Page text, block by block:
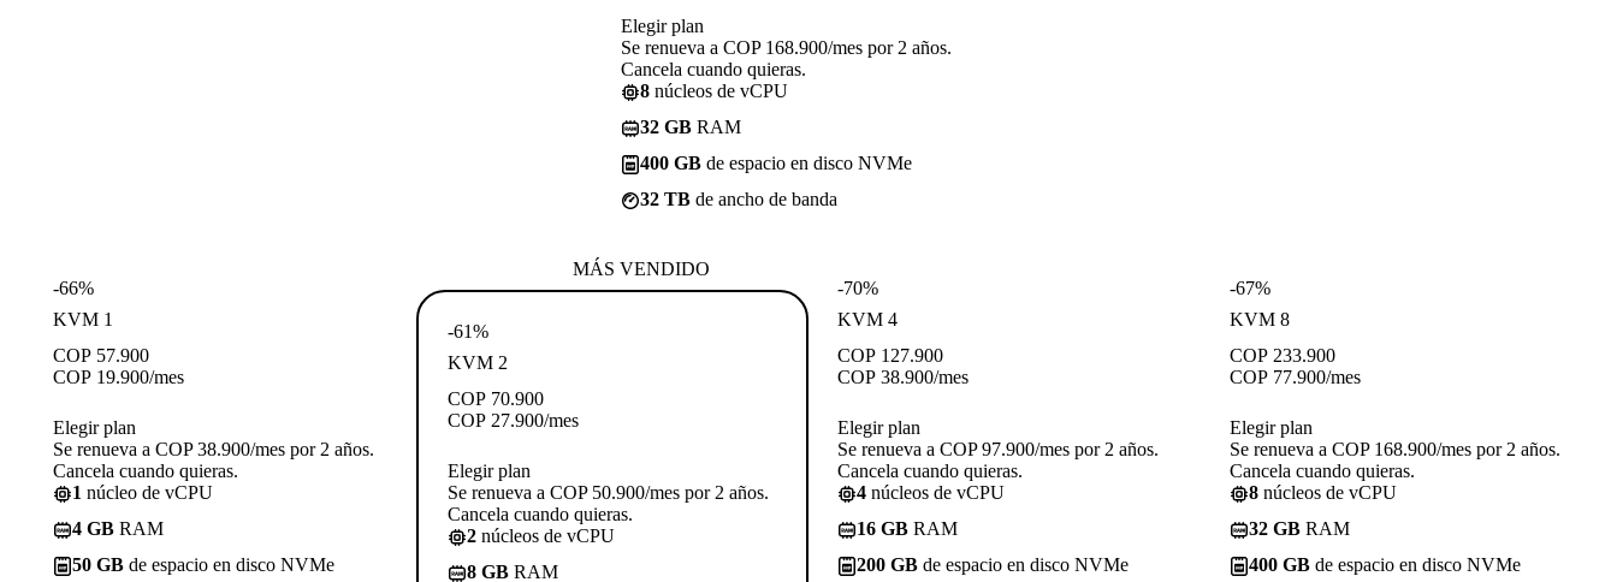
Elegir plan
Se renueva a COP 168.900/mes por 2 años.
Cancela cuando quieras.
8 núcleos de vCPU
32 GB RAM
400 GB de espacio en disco NVMe
32 TB de ancho de banda
-66%
KVM 1
COP 57.900
COP 19.900/mes
Elegir plan
Se renueva a COP 38.900/mes por 2 años.
Cancela cuando quieras.
1 núcleo de vCPU
4 GB RAM
50 GB de espacio en disco NVMe
MÁS VENDIDO
-61%
KVM 2
COP 70.900
COP 27.900/mes
Elegir plan
Se renueva a COP 50.900/mes por 2 años.
Cancela cuando quieras.
2 núcleos de vCPU
8 GB RAM
-70%
KVM 4
COP 127.900
COP 38.900/mes
Elegir plan
Se renueva a COP 97.900/mes por 2 años.
Cancela cuando quieras.
4 núcleos de vCPU
16 GB RAM
200 GB de espacio en disco NVMe
-67%
KVM 8
COP 233.900
COP 77.900/mes
Elegir plan
Se renueva a COP 168.900/mes por 2 años.
Cancela cuando quieras.
8 núcleos de vCPU
32 GB RAM
400 GB de espacio en disco NVMe